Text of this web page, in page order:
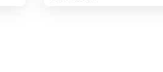
Torolàlana amin'ny